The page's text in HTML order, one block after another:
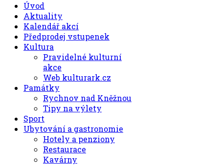
Úvod
Aktuality
Kalendář akcí
Předprodej vstupenek
Kultura
Pravidelné kulturní
akce
Web kulturark.cz
Památky
Rychnov nad Kněžnou
Tipy na výlety
Sport
Ubytování a gastronomie
Hotely a penziony
Restaurace
Kavárny